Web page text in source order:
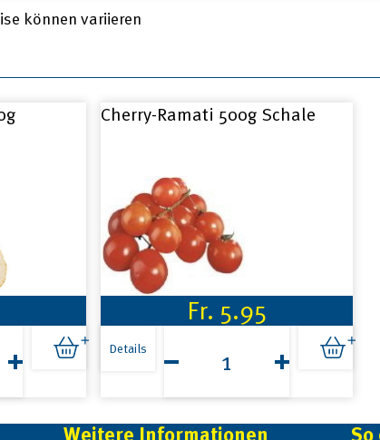
können variieren
Cherry-Ramati 500g Schale
Fr. 5.95
Details
500g
Menge